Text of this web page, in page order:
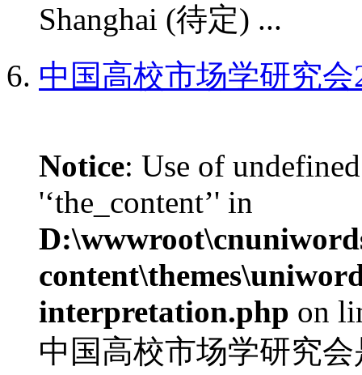
Shanghai (待定) ...
中国高校市场学研究会
Notice: Use of
'‘the_content’' in
interpretation.php on
中国高校市场学研究